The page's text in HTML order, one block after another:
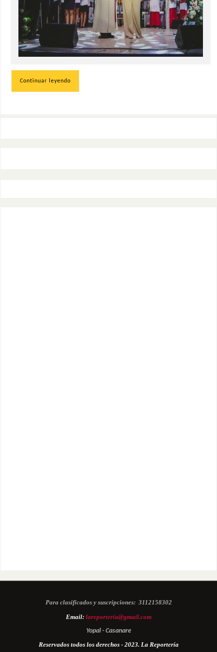
Continuar leyendo
Para clasificados y suscripciones: 3112158302
Email: lareporteria@gmail.com
Yopal - Casanare
Reservados todos los derechos - 2023. La Reportería